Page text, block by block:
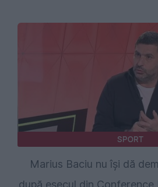
SPORT
Marius Baciu nu își dă
după eșecul din Conference